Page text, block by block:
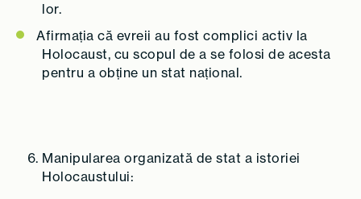
lor.
Afirmația că evreii au fost complici activ la
Holocaust, cu scopul de a se folosi de acesta
pentru a obține un stat național.
Manipularea organizată de stat a istoriei
Holocaustului: